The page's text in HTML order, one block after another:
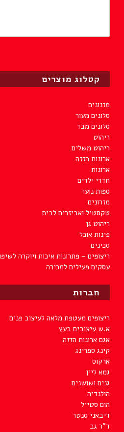
קטלוג מוצרים
מזנונים
סלונים מעור
סלונים מבד
ריהוט
ריהוט משלים
ארונות הזזה
ארונות
חדרי ילדים
ספות נוער
מזרונים
טקסטיל ואביזרים לבית
ריהוט גן
פינות אוכל
סכינים
ריצופים – פתרונות איכות ויוקרה
עסקים פעילים למכירה
חברות
ריצופים מעטפת מלאה לעיצוב פנים
א.ש עיצובים בעץ
אגם ארונות הזזה
קינג ספרינג
ארקוס
גמא ליין
גנים ושושנים
הולנדיה
הום סטייל
דיבאני סנטר
ד"ר גב